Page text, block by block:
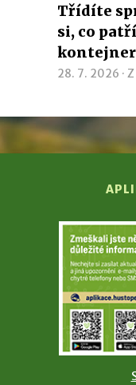
Třídíte
si, co
28. 7. 2026 ·